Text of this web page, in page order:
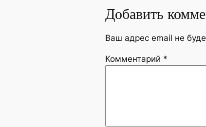
Добавить
Ваш адрес email не
Комментарий *